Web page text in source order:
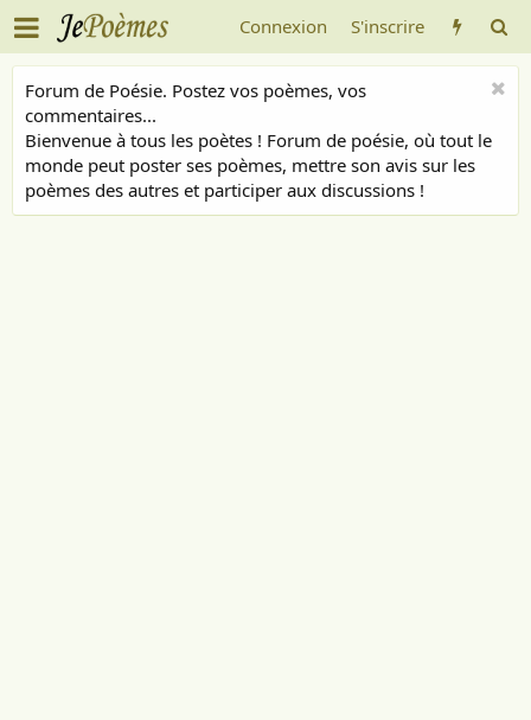
Connexion S'inscrire
Forum de Poésie. Postez vos poèmes, vos
commentaires...
Bienvenue à tous les poètes ! Forum de poésie, où tout le
monde peut poster ses poèmes, mettre son avis sur les
poèmes des autres et participer aux discussions !